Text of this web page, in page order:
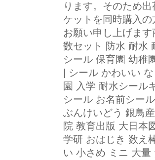
ります。そのため
ケットを同時購入
お願い申し上げま
数セット 防水 耐水
シール 保育園 幼稚
| シール かわいい
園 入学 耐水シール
シール お名前シー
ぶんけいどう 銀鳥
院 教育出版 大日本
学研 おはじき 数え
い 小さめ ミニ 大